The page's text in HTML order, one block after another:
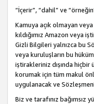
“İçerir”, “dahil” ve
Kamuya açık olmayan
kıldığımız Amazon veya
Gizli Bilgileri yalnızca bu
veya kuruluşların bu
iştirakleriniz dışında hiçbir
korumak için tüm makul
uygulanacak ve
Biz ve tarafınız